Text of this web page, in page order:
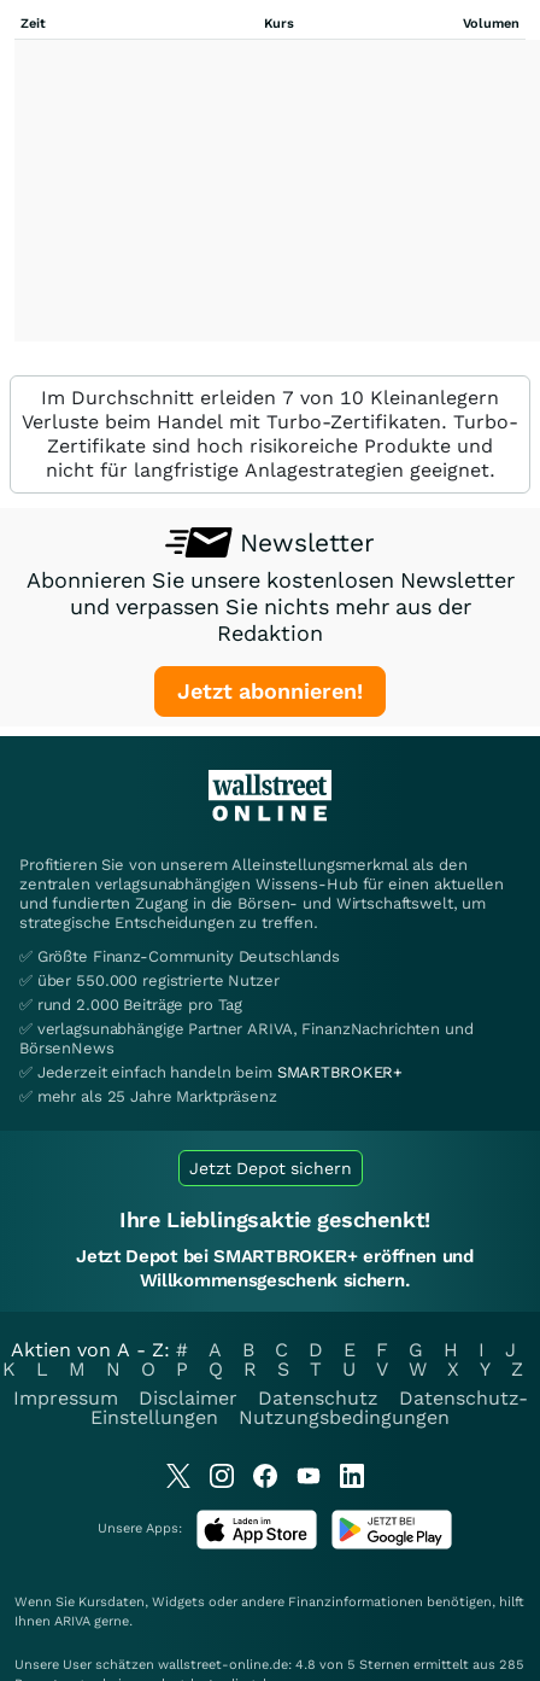
Zeit Kurs Volumen
Im Durchschnitt erleiden 7 von 10 Kleinanlegern
Verluste beim Handel mit Turbo-Zertifikaten. Turbo-
Zertifikate sind hoch risikoreiche Produkte und
nicht für langfristige Anlagestrategien geeignet.
Newsletter
Abonnieren Sie unsere kostenlosen Newsletter
und verpassen Sie nichts mehr aus der
Redaktion
Jetzt abonnieren!
Profitieren Sie von unserem Alleinstellungsmerkmal als den
zentralen verlagsunabhängigen Wissens-Hub für einen aktuellen
und fundierten Zugang in die Börsen- und Wirtschaftswelt, um
strategische Entscheidungen zu treffen.
✅ Größte Finanz-Community Deutschlands
✅ über 550.000 registrierte Nutzer
✅ rund 2.000 Beiträge pro Tag
✅ verlagsunabhängige Partner ARIVA, FinanzNachrichten und
BörsenNews
✅ Jederzeit einfach handeln beim SMARTBROKER+
✅ mehr als 25 Jahre Marktpräsenz
Jetzt Depot sichern
Ihre Lieblingsaktie geschenkt!
Jetzt Depot bei SMARTBROKER+ eröffnen und
Willkommensgeschenk sichern.
Aktien von A - Z: # A B C D E F G H I
J
K
L M N O P Q R S T U V W X Y
Z
Impressum
Disclaimer Datenschutz
Datenschutz-
Einstellungen
Nutzungsbedingungen
Unsere Apps:
Wenn Sie Kursdaten, Widgets oder andere Finanzinformationen benötigen, hilft
Ihnen ARIVA gerne.
Unsere User schätzen wallstreet-online.de: 4.8 von 5 Sternen ermittelt aus 285